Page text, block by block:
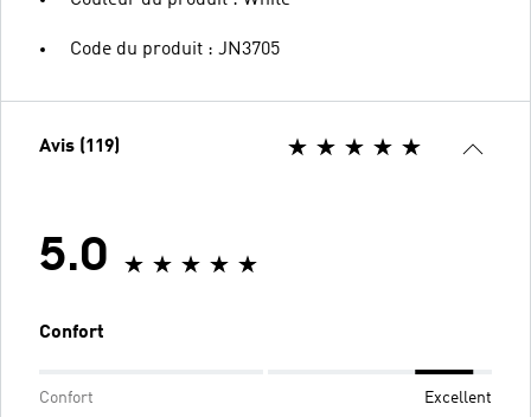
Code du produit : JN3705
Avis (119)
5.0
Confort
Confort Excellent